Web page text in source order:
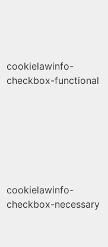
cookielawinfo-
checkbox-functional
cookielawinfo-
checkbox-necessary